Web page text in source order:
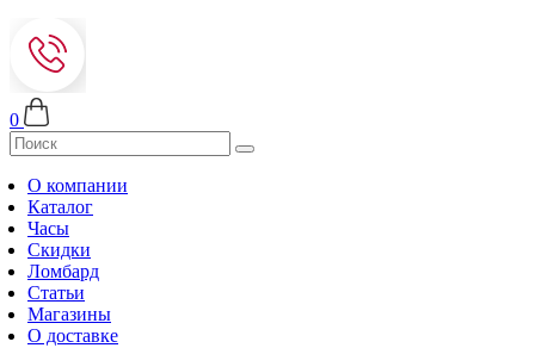
0
О компании
Каталог
Часы
Скидки
Ломбард
Статьи
Магазины
О доставке